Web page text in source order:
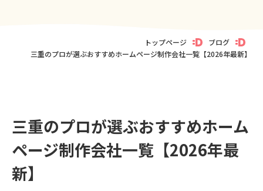
トップページ
ブログ
三重のプロが選ぶおすすめホームページ制作会社一覧【2026年最新】
三重のプロが選ぶおすすめホーム
ページ制作会社一覧【2026年最
新】